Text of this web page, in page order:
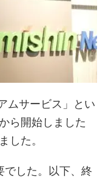
ムサービス」とい
ら開始しました
した。
でした。以下、終